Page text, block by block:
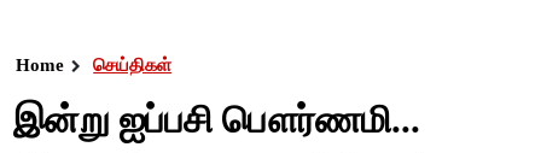
Home செய்திகள்
இன்று ஐப்பசி பௌர்ணமி...